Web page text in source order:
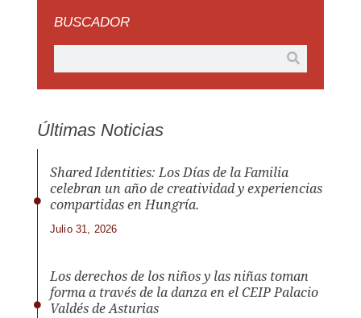
BUSCADOR
Últimas Noticias
Shared Identities: Los Días de la Familia
celebran un año de creatividad y experiencias
compartidas en Hungría.
Julio 31, 2026
Los derechos de los niños y las niñas toman
forma a través de la danza en el CEIP Palacio
Valdés de Asturias